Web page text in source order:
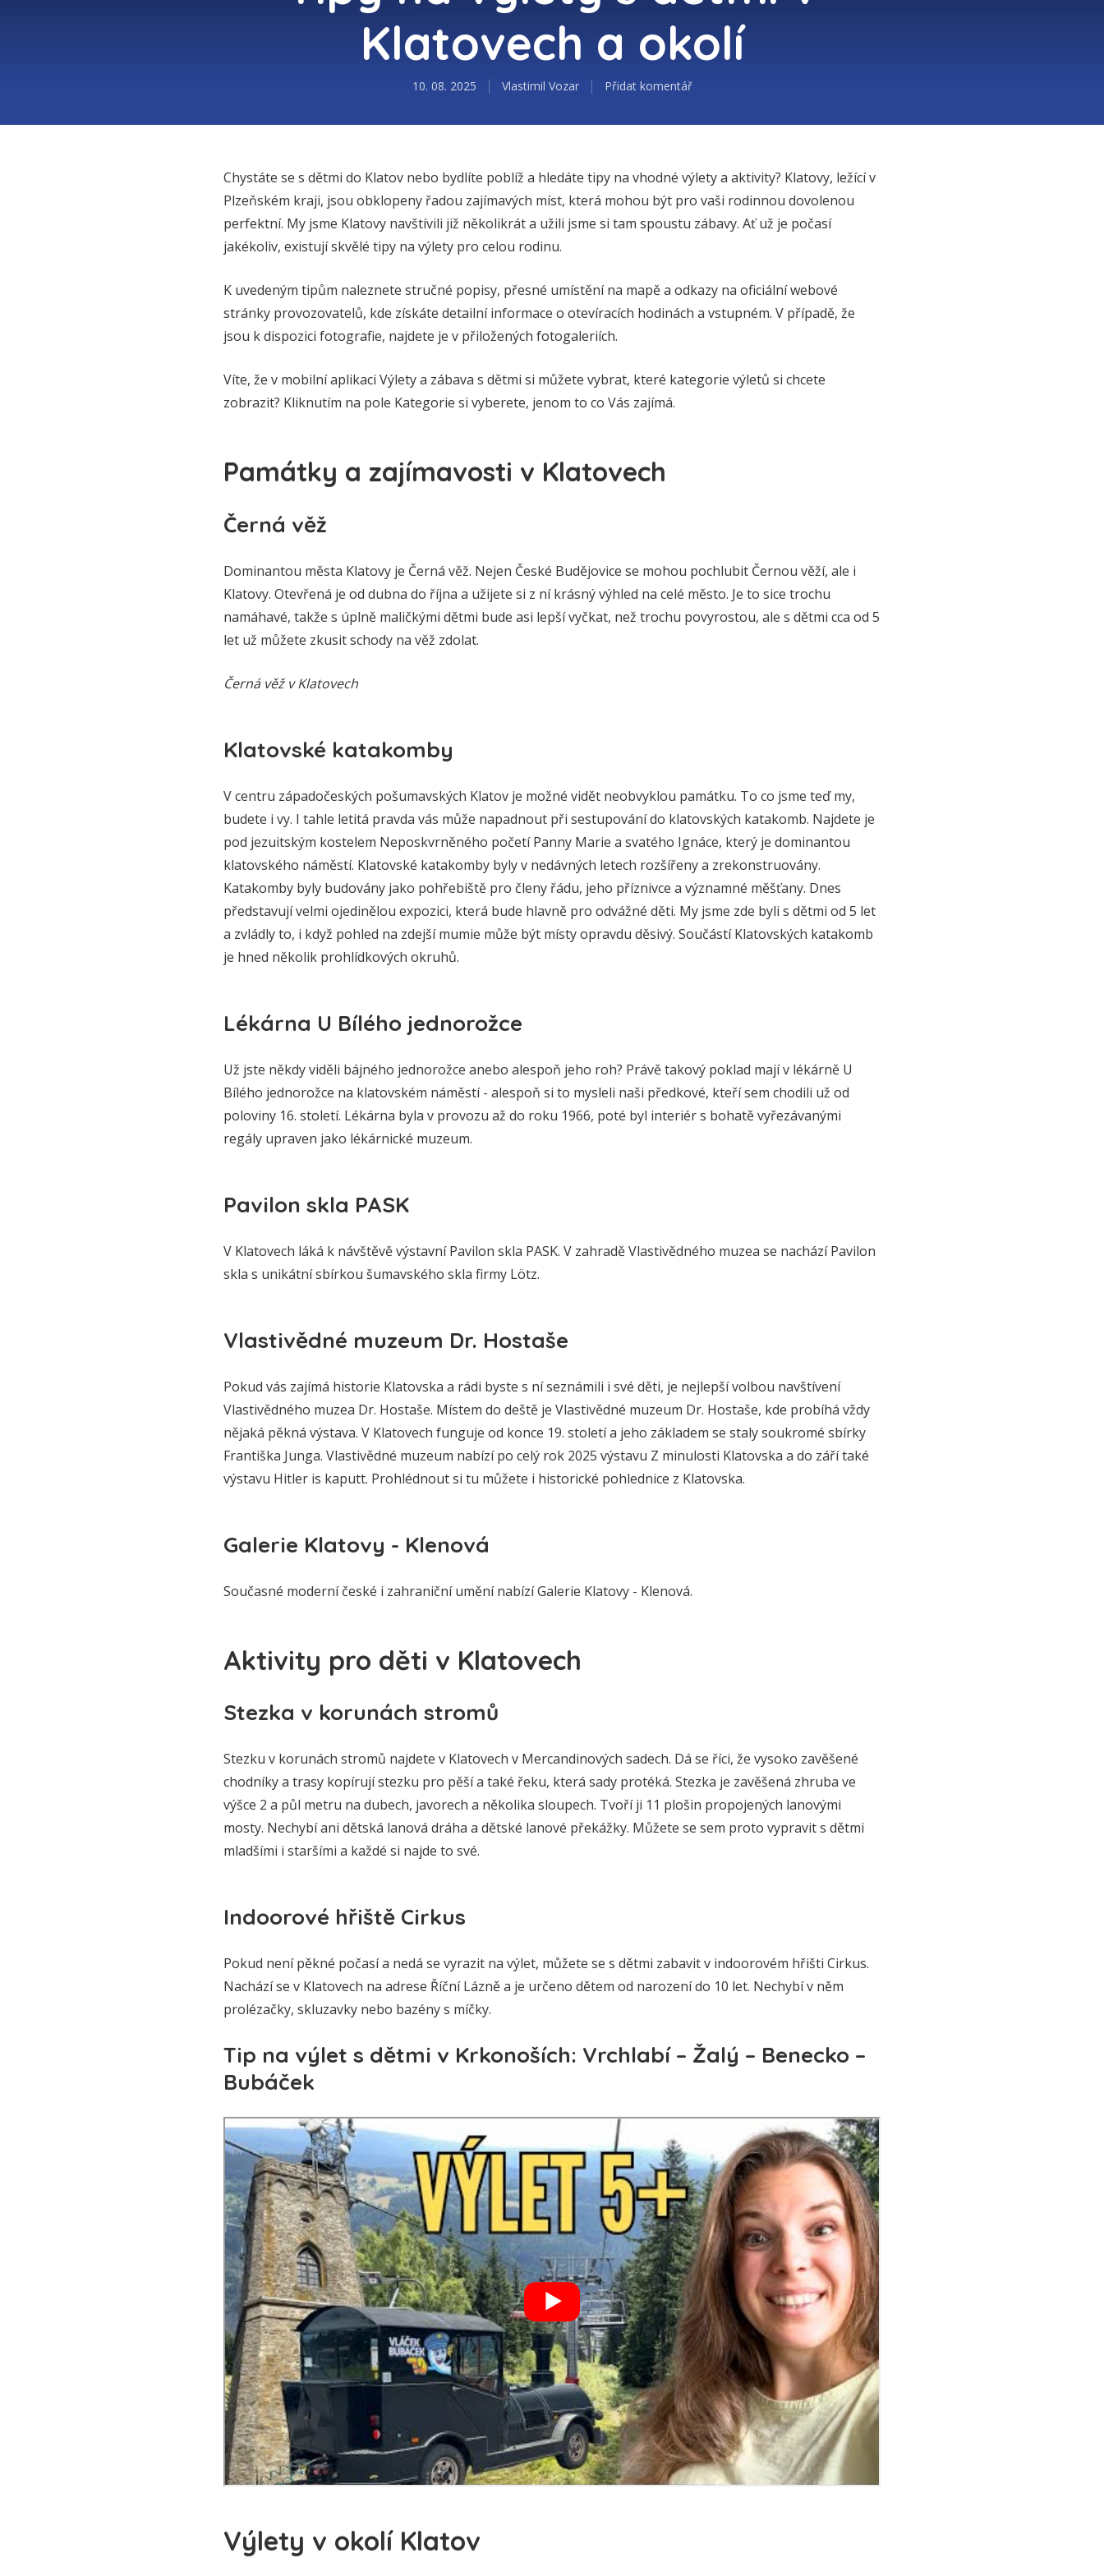
Klatovech a okolí
10. 08. 2025 Vlastimil Vozar Přidat komentář
Chystáte se s dětmi do Klatov nebo bydlíte poblíž a hledáte tipy na vhodné výlety a aktivity? Klatovy, ležící v
Plzeňském kraji, jsou obklopeny řadou zajímavých míst, která mohou být pro vaši rodinnou dovolenou
perfektní. My jsme Klatovy navštívili již několikrát a užili jsme si tam spoustu zábavy. Ať už je počasí
jakékoliv, existují skvělé tipy na výlety pro celou rodinu.
K uvedeným tipům naleznete stručné popisy, přesné umístění na mapě a odkazy na oficiální webové
stránky provozovatelů, kde získáte detailní informace o otevíracích hodinách a vstupném. V případě, že
jsou k dispozici fotografie, najdete je v přiložených fotogaleriích.
Víte, že v mobilní aplikaci Výlety a zábava s dětmi si můžete vybrat, které kategorie výletů si chcete
zobrazit? Kliknutím na pole Kategorie si vyberete, jenom to co Vás zajímá.
Památky a zajímavosti v Klatovech
Černá věž
Dominantou města Klatovy je Černá věž. Nejen České Budějovice se mohou pochlubit Černou věží, ale i
Klatovy. Otevřená je od dubna do října a užijete si z ní krásný výhled na celé město. Je to sice trochu
namáhavé, takže s úplně maličkými dětmi bude asi lepší vyčkat, než trochu povyrostou, ale s dětmi cca od 5
let už můžete zkusit schody na věž zdolat.
Černá věž v Klatovech
Klatovské katakomby
V centru západočeských pošumavských Klatov je možné vidět neobvyklou památku. To co jsme teď my,
budete i vy. I tahle letitá pravda vás může napadnout při sestupování do klatovských katakomb. Najdete je
pod jezuitským kostelem Neposkvrněného početí Panny Marie a svatého Ignáce, který je dominantou
klatovského náměstí. Klatovské katakomby byly v nedávných letech rozšířeny a zrekonstruovány.
Katakomby byly budovány jako pohřebiště pro členy řádu, jeho příznivce a významné měšťany. Dnes
představují velmi ojedinělou expozici, která bude hlavně pro odvážné děti. My jsme zde byli s dětmi od 5 let
a zvládly to, i když pohled na zdejší mumie může být místy opravdu děsivý. Součástí Klatovských katakomb
je hned několik prohlídkových okruhů.
Lékárna U Bílého jednorožce
Už jste někdy viděli bájného jednorožce anebo alespoň jeho roh? Právě takový poklad mají v lékárně U
Bílého jednorožce na klatovském náměstí - alespoň si to mysleli naši předkové, kteří sem chodili už od
poloviny 16. století. Lékárna byla v provozu až do roku 1966, poté byl interiér s bohatě vyřezávanými
regály upraven jako lékárnické muzeum.
Pavilon skla PASK
V Klatovech láká k návštěvě výstavní Pavilon skla PASK. V zahradě Vlastivědného muzea se nachází Pavilon
skla s unikátní sbírkou šumavského skla firmy Lötz.
Vlastivědné muzeum Dr. Hostaše
Pokud vás zajímá historie Klatovska a rádi byste s ní seznámili i své děti, je nejlepší volbou navštívení
Vlastivědného muzea Dr. Hostaše. Místem do deště je Vlastivědné muzeum Dr. Hostaše, kde probíhá vždy
nějaká pěkná výstava. V Klatovech funguje od konce 19. století a jeho základem se staly soukromé sbírky
Františka Junga. Vlastivědné muzeum nabízí po celý rok 2025 výstavu Z minulosti Klatovska a do září také
výstavu Hitler is kaputt. Prohlédnout si tu můžete i historické pohlednice z Klatovska.
Galerie Klatovy - Klenová
Současné moderní české i zahraniční umění nabízí Galerie Klatovy - Klenová.
Aktivity pro děti v Klatovech
Stezka v korunách stromů
Stezku v korunách stromů najdete v Klatovech v Mercandinových sadech. Dá se říci, že vysoko zavěšené
chodníky a trasy kopírují stezku pro pěší a také řeku, která sady protéká. Stezka je zavěšená zhruba ve
výšce 2 a půl metru na dubech, javorech a několika sloupech. Tvoří ji 11 plošin propojených lanovými
mosty. Nechybí ani dětská lanová dráha a dětské lanové překážky. Můžete se sem proto vypravit s dětmi
mladšími i staršími a každé si najde to své.
Indoorové hřiště Cirkus
Pokud není pěkné počasí a nedá se vyrazit na výlet, můžete se s dětmi zabavit v indoorovém hřišti Cirkus.
Nachází se v Klatovech na adrese Říční Lázně a je určeno dětem od narození do 10 let. Nechybí v něm
prolézačky, skluzavky nebo bazény s míčky.
Tip na výlet s dětmi v Krkonoších: Vrchlabí – Žalý – Benecko –
Bubáček
Výlety v okolí Klatov